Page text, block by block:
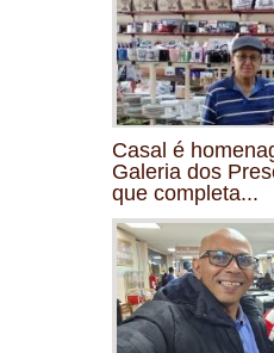
Casal é
Galeria dos
que completa...